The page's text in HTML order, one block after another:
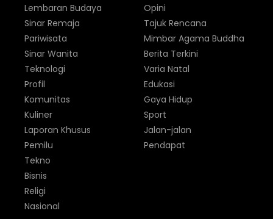
Lembaran Budaya
Sinar Remaja
Pariwisata
Sinar Wanita
Opini
Tajuk Rencana
Mimbar Agama Buddha
Berita Terkini
Teknologi
Profil
Komunitas
Kuliner
Laporan Khusus
Pemilu
Varia Natal
Edukasi
Gaya Hidup
Sport
Jalan-jalan
Pendapat
Tekno
Bisnis
Religi
Nasional